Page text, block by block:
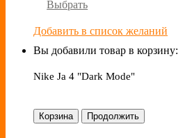
Выбрать
Добавить в список желаний
Вы добавили товар в корзину:
Nike Ja 4 "Dark Mode"
Корзина Продолжить